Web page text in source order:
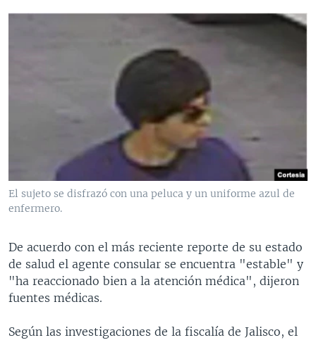
El sujeto se disfrazó con una peluca y un uniforme azul de
enfermero.
De acuerdo con el más reciente reporte de su estado
de salud el agente consular se encuentra "estable" y
"ha reaccionado bien a la atención médica", dijeron
fuentes médicas.
Según las investigaciones de la fiscalía de Jalisco, el